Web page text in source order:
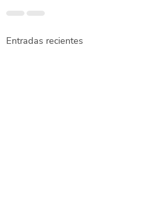
Entradas recientes